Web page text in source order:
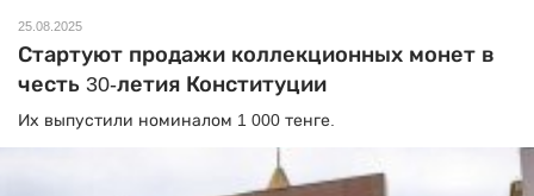
25.08.2025
Стартуют продажи коллекционных монет в
честь 30-летия Конституции
Их выпустили номиналом 1 000 тенге.